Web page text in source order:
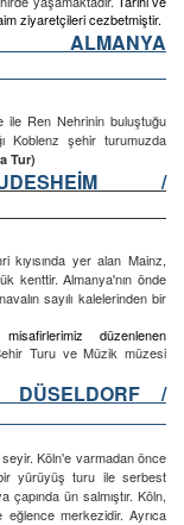
ziyaretçileri cezbetmiştir.
ile Ren Nehrinin buluştuğu
Koblenz şehir turumuzda
Tur)
/
kıyısında yer alan Mainz,
kenttir. Almanya'nın önde
sayılı kalelerinden bir
düzenlenen
Turu ve Müzik müzesi
/
seyir. Köln'e varmadan önce
yürüyüş turu ile serbest
ün salmıştır. Köln,
merkezidir. Ayrıca